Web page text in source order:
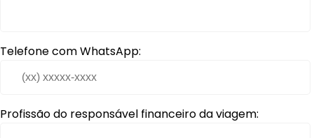
Telefone com WhatsApp:
Profissão do responsável financeiro da viagem: